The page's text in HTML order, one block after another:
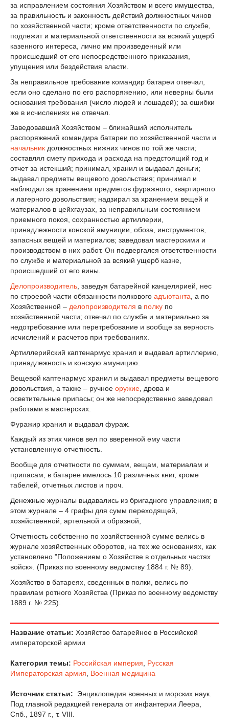
за исправлением состояния Хозяйством и всего имущества,
за правильность и законность действий должностных чинов
по хозяйственной части; кроме ответственности по службе,
подлежит и материальной ответственности за всякий ущерб
казенного интереса, лично им произведенный или
происшедший от его непосредственного приказания,
упущения или бездействия власти.
За неправильное требование командир батареи отвечал,
если оно сделано по его распоряжению, или неверны были
основания требования (число людей и лошадей); за ошибки
же в исчислениях не отвечал.
Заведовавший Хозяйством – ближайший исполнитель
распоряжений командира батареи по хозяйственной части и
начальник должностных нижних чинов по той же части;
составлял смету прихода и расхода на предстоящий год и
отчет за истекший; принимал, хранил и выдавал деньги;
выдавал предметы вещевого довольствия; принимал и
наблюдал за хранением предметов фуражного, квартирного
и лагерного довольствия; надзирал за хранением вещей и
материалов в цейхгаузах, за неправильным состоянием
приемного покоя, сохранностью артиллерии,
принадлежности конской амуниции, обоза, инструментов,
запасных вещей и материалов; заведовал мастерскими и
производством в них работ. Он подвергался ответственности
по службе и материальной за всякий ущерб казне,
происшедший от его вины.
Делопроизводитель , заведуя батарейной канцелярией, нес
по строевой части обязанности полкового адъютанта , а по
Хозяйственной – делопроизводителя в полку по
хозяйственной части; отвечал по службе и материально за
недотребование или перетребование и вообще за верность
исчислений и расчетов при требованиях.
Артиллерийский каптенармус хранил и выдавал артиллерию,
принадлежность и конскую амуницию.
Вещевой каптенармус хранил и выдавал предметы вещевого
довольствия, а также – ручное оружие , дрова и
осветительные припасы; он же непосредственно заведовал
работами в мастерских.
Фуражир хранил и выдавал фураж.
Каждый из этих чинов вел по вверенной ему части
установленную отчетность.
Вообще для отчетности по суммам, вещам, материалам и
припасам, в батарее имелось 10 различных книг, кроме
табелей, отчетных листов и проч.
Денежные журналы выдавались из бригадного управления; в
этом журнале – 4 графы для сумм переходящей,
хозяйственной, артельной и образной,
Отчетность собственно по хозяйственной сумме велись в
журнале хозяйственных оборотов, на тех же основаниях, как
установлено "Положением о Хозяйстве в отдельных частях
войск». (Приказ по военному ведомству 1884 г. № 89).
Хозяйство в батареях, сведенных в полки, велись по
правилам ротного Хозяйства (Приказ по военному ведомству
1889 г. № 225).
Название статьи: Хозяйство батарейное в Российской
императорской армии
Категория темы: Российская империя, Русская
Императорская армия, Военная медицина
Источник статьи:
Энциклопедия военных и морских наук.
Под главной редакцией генерала от инфантерии Леера,
Спб., 1897 г., т. VIII.